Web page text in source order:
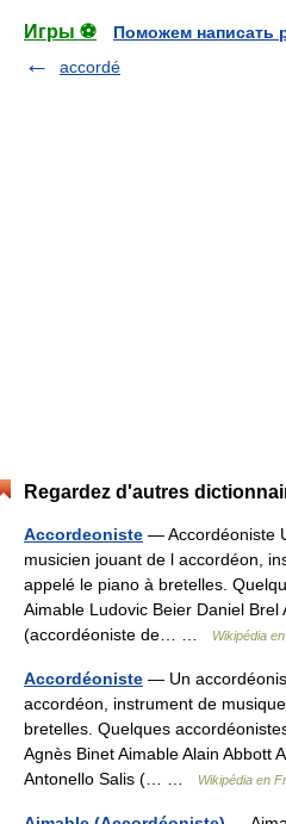
Игры ⚽
Поможем написать
accordé
Regardez d'autres
Accordeoniste — Accordéoniste
musicien jouant de l accordéon,
appelé le piano à bretelles.
Aimable Ludovic Beier Daniel Brel
(accordéoniste de… …
Wikipédia
Accordéoniste — Un
accordéon, instrument de
bretelles. Quelques
Agnès Binet Aimable Alain Abbott
Antonello Salis (… …
Wikipédia en